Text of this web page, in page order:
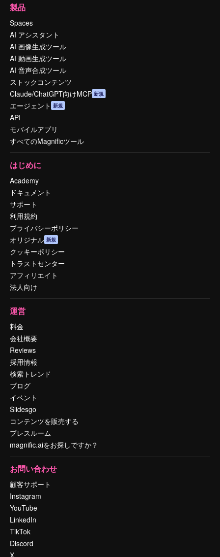
製品
Spaces
AI アシスタント
AI 画像生成ツール
AI 動画生成ツール
AI 音声合成ツール
ストックコンテンツ
Claude/ChatGPT向けMCP 新規
エージェント 新規
API
モバイルアプリ
すべてのMagnificツール
はじめに
Academy
ドキュメント
サポート
利用規約
プライバシーポリシー
オリジナル 新規
クッキーポリシー
トラストセンター
アフィリエイト
法人向け
運営
料金
会社概要
Reviews
採用情報
検索トレンド
ブログ
イベント
Slidesgo
コンテンツを販売する
プレスルーム
magnific.aiをお探しですか？
お問い合わせ
顧客サポート
Instagram
YouTube
LinkedIn
TikTok
Discord
X